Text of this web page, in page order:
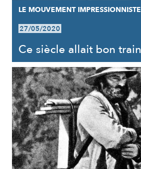
LE MOUVEMENT IMPRESSIONNISTE
27/05/2020
Ce siècle allait bon train